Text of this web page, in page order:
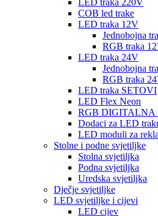
LED traka 220V
COB led trake
LED traka 12V
Jednobojna
RGB traka
LED traka 24V
Jednobojna
RGB traka
LED traka SETOVI
LED Flex Neon
RGB DIGITALNA
Dodaci za LED
LED moduli za
Stolne i podne svjetiljke
Stolna svjetiljka
Podna svjetiljka
Uredska svjetiljka
Dječje svjetiljke
LED svjetiljke i cijevi
LED cijev